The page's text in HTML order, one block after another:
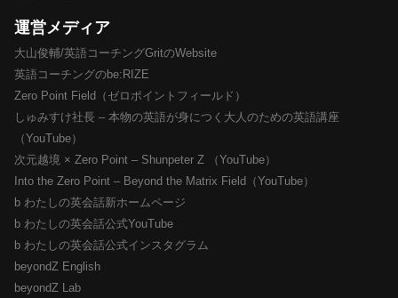
運営メディア
大山俊輔/英語コーチングGritのWebsite
英語コーチングのbe:RIZE
Zero Point Field（ゼロポイントフィールド）
しゅみすけ社長 – 本物の英語が身につく大人のための英語講座
（YouTube）
次元越境 × Zero Point – Shunpeter Z （YouTube）
Into the Zero Point – Beyond the Matrix Field（YouTube）
b わたしの英会話新ホームページ
b わたしの英会話公式YouTube
b わたしの英会話公式インスタグラム
beyondZ English
beyondZ Lab